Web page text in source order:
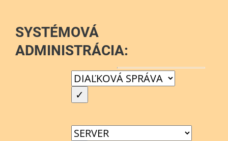
SYSTÉMOVÁ
ADMINISTRÁCIA: